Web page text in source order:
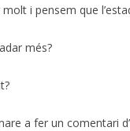
i pensem que
més?
a fer un comentari